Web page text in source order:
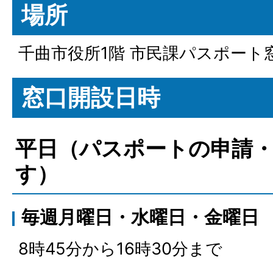
場所
千曲市役所1階 市民課パスポート
窓口開設日時
平日（パスポートの申請
す）
毎週月曜日・水曜日・金曜日
8時45分から16時30分まで